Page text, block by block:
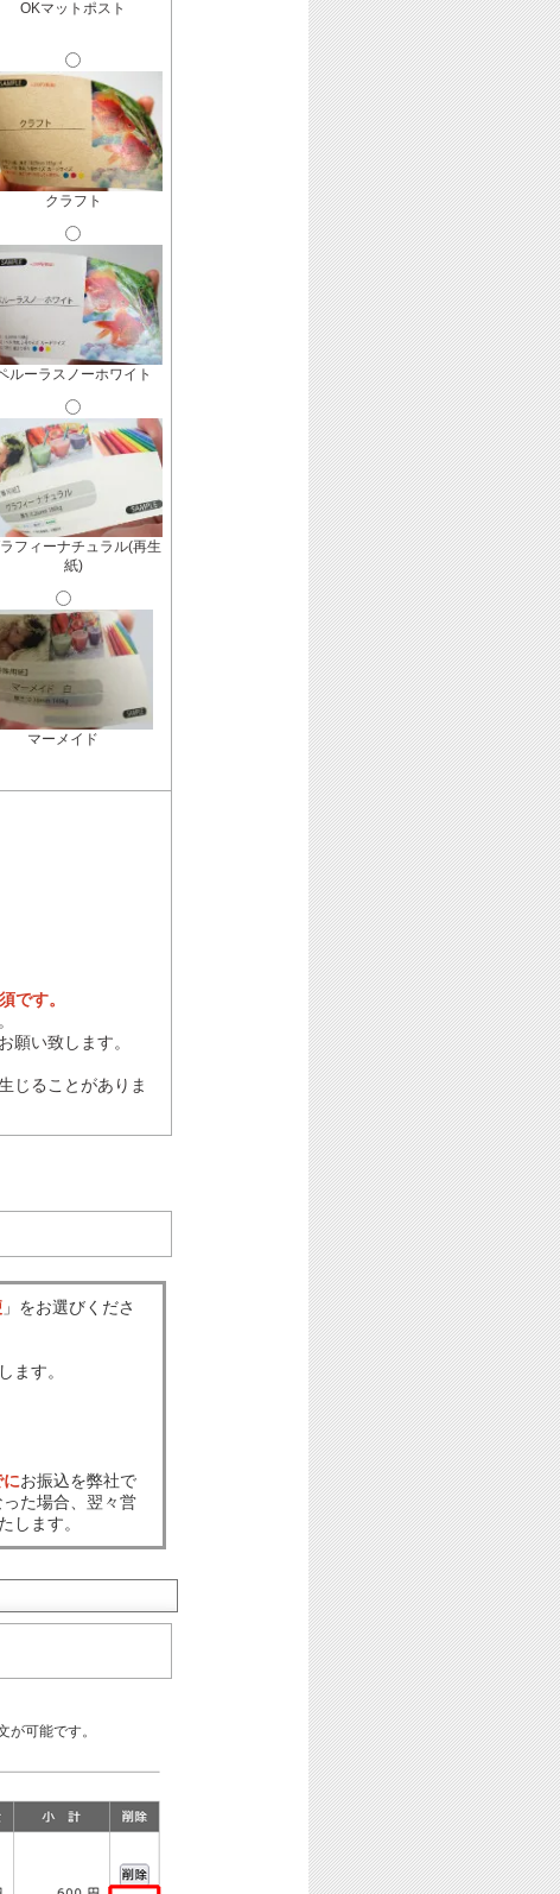
OKマットポスト
クラフト
ルーラスノーホワイト
フィーナチュラル(再生
紙)
マーメイド
です。
願い致します。
じることがありま
」をお選びくださ
ます。
お振込を弊社で
た場合、翌々営
します。
可能です。